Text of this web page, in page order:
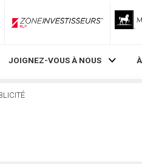
ZoneInvestisseurs RLP
JOIGNEZ-VOUS À NOUS